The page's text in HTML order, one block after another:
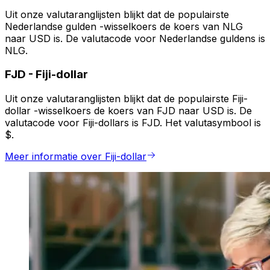
Uit onze valutaranglijsten blijkt dat de populairste
Nederlandse gulden -wisselkoers de koers van NLG
naar USD is. De valutacode voor Nederlandse guldens is
NLG.
FJD - Fiji-dollar
Uit onze valutaranglijsten blijkt dat de populairste Fiji-
dollar -wisselkoers de koers van FJD naar USD is. De
valutacode voor Fiji-dollars is FJD. Het valutasymbool is
$.
Meer informatie over Fiji-dollar